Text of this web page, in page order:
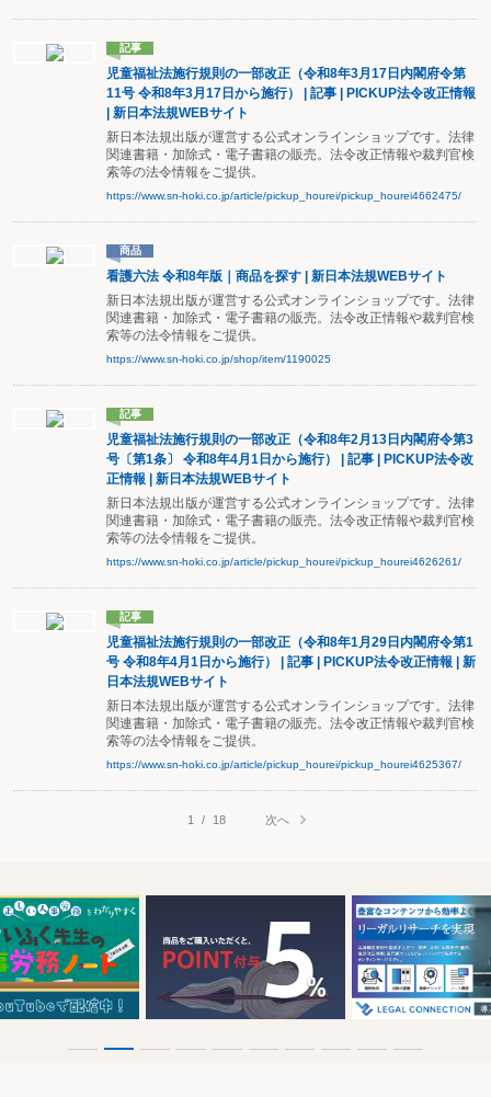
記事
児童福祉法施行規則の一部改正（令和8年3月17日内閣府令第
11号 令和8年3月17日から施行） | 記事 | PICKUP法令改正情報
| 新日本法規WEBサイト
新日本法規出版が運営する公式オンラインショップです。法律
関連書籍・加除式・電子書籍の販売。法令改正情報や裁判官検
索等の法令情報をご提供。
https://www.sn-hoki.co.jp/article/pickup_hourei/pickup_hourei4662475/
商品
看護六法 令和8年版｜商品を探す | 新日本法規WEBサイト
新日本法規出版が運営する公式オンラインショップです。法律
関連書籍・加除式・電子書籍の販売。法令改正情報や裁判官検
索等の法令情報をご提供。
https://www.sn-hoki.co.jp/shop/item/1190025
記事
児童福祉法施行規則の一部改正（令和8年2月13日内閣府令第3
号〔第1条〕 令和8年4月1日から施行） | 記事 | PICKUP法令改
正情報 | 新日本法規WEBサイト
新日本法規出版が運営する公式オンラインショップです。法律
関連書籍・加除式・電子書籍の販売。法令改正情報や裁判官検
索等の法令情報をご提供。
https://www.sn-hoki.co.jp/article/pickup_hourei/pickup_hourei4626261/
記事
児童福祉法施行規則の一部改正（令和8年1月29日内閣府令第1
号 令和8年4月1日から施行） | 記事 | PICKUP法令改正情報 | 新
日本法規WEBサイト
新日本法規出版が運営する公式オンラインショップです。法律
関連書籍・加除式・電子書籍の販売。法令改正情報や裁判官検
索等の法令情報をご提供。
https://www.sn-hoki.co.jp/article/pickup_hourei/pickup_hourei4625367/
1 / 18 次へ